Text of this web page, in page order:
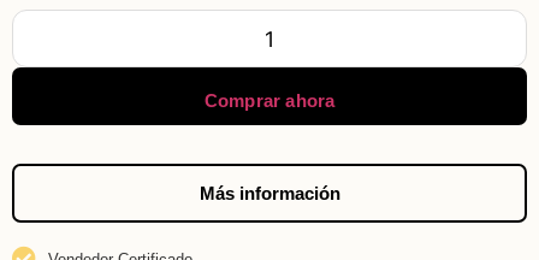
Comprar ahora
Más información